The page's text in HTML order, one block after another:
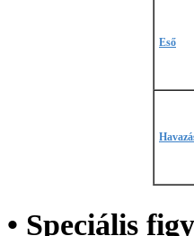
Eső
• Speciális